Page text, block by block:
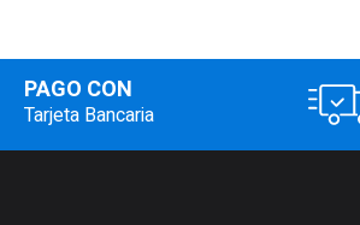
PAGO CON
Tarjeta Bancaria